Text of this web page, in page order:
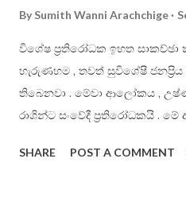
By Sumith Wanni Arachchige
විශේෂ ප්‍රතිරෝධක ඉහත
හැරුණහම , තවත් සුවිශේෂී
තිබෙනවා . මේවා ආලෝකය ,
රාශින්ට සංවේදී ප්‍රතිරෝධකයි .
(photoresistor) හෝ
SHARE POST A COMMENT